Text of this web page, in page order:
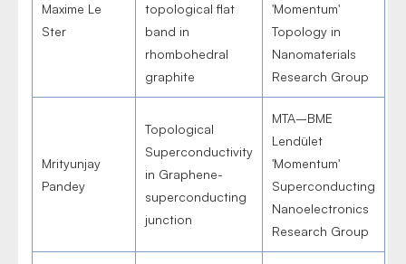
Maxime Le
Ster
topological flat
band in
rhombohedral
graphite
'Momentum'
Topology in
Nanomaterials
Research Group
Mrityunjay
Pandey
Topological
Superconductivity
in Graphene-
superconducting
junction
MTA–BME
Lendület
'Momentum'
Superconducting
Nanoelectronics
Research Group